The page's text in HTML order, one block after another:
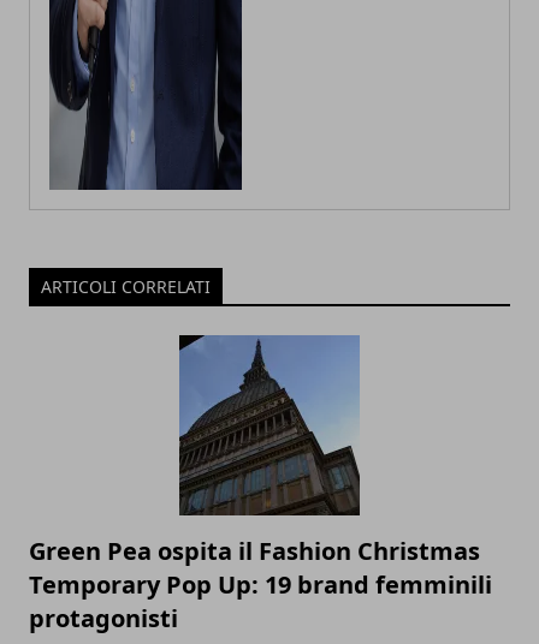
ARTICOLI CORRELATI
Green Pea ospita il Fashion Christmas
Temporary Pop Up: 19 brand femminili
protagonisti